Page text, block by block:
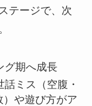
テージで、次
グ期へ成長
ミス（空腹・
や遊び方がア